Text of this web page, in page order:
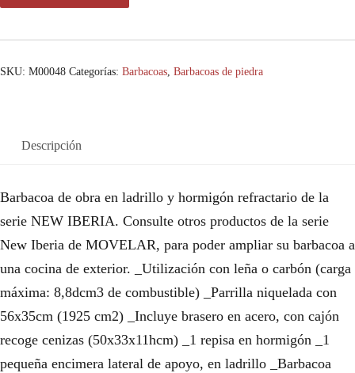
SKU: M00048 Categorías: Barbacoas, Barbacoas de piedra
Descripción
Barbacoa de obra en ladrillo y hormigón refractario de la
serie NEW IBERIA. Consulte otros productos de la serie
New Iberia de MOVELAR, para poder ampliar su barbacoa a
una cocina de exterior. _Utilización con leña o carbón (carga
máxima: 8,8dcm3 de combustible) _Parrilla niquelada con
56x35cm (1925 cm2) _Incluye brasero en acero, con cajón
recoge cenizas (50x33x11hcm) _1 repisa en hormigón _1
pequeña encimera lateral de apoyo, en ladrillo _Barbacoa